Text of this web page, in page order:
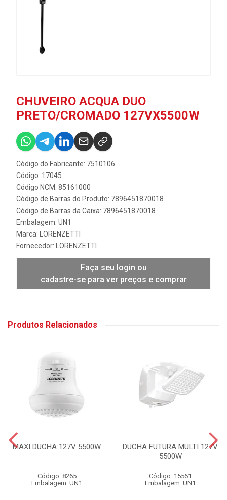
CHUVEIRO ACQUA DUO
PRETO/CROMADO 127VX5500W
Código do Fabricante: 7510106
Código: 17045
Código NCM: 85161000
Código de Barras do Produto: 7896451870018
Código de Barras da Caixa: 7896451870018
Embalagem: UN1
Marca:
LORENZETTI
Fornecedor:
LORENZETTI
Faça seu login ou
cadastre-se para ver preços e comprar
Produtos Relacionados
MAXI DUCHA 127V 5500W
Código: 8265
Embalagem: UN1
DUCHA FUTURA MULTI 127V
5500W
Código: 15561
Embalagem: UN1